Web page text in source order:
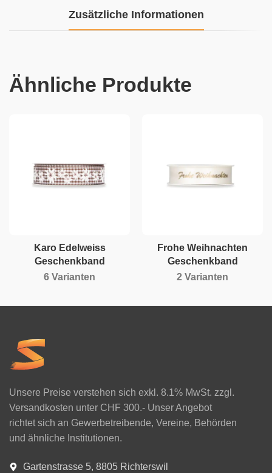
Zusätzliche Informationen
Ähnliche Produkte
Karo Edelweiss
Geschenkband
6 Varianten
Frohe Weihnachten
Geschenkband
2 Varianten
Unsere Preise verstehen sich exkl. 8.1% MwSt. zzgl.
Versandkosten unter CHF 300.- Unser Angebot
richtet sich an Gewerbetreibende, Vereine, Behörden
und ähnliche Institutionen.
Gartenstrasse 5, 8805 Richterswil